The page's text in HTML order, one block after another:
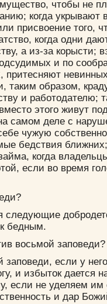
чтобы не
когда укрывают
присвоение того,
когда одни
а из-за корысти;
и по
таким образом,
и работодателю;
этого живут
самом деле с
чужую
бедствия
когда
если во время
следующие
бедным.
восьмой заповеди?
если у
и избыток дается
если не уделяем им
и дар
Сохранить